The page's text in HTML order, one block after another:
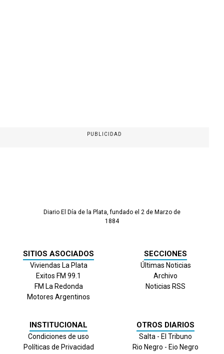
PUBLICIDAD
Diario El Día de la Plata, fundado el 2 de Marzo de
1884
SITIOS ASOCIADOS
Viviendas La Plata
Exitos FM 99.1
FM La Redonda
Motores Argentinos
SECCIONES
Últimas Noticias
Archivo
Noticias RSS
INSTITUCIONAL
Condiciones de uso
Políticas de Privacidad
OTROS DIARIOS
Salta - El Tribuno
Rio Negro - Eio Negro